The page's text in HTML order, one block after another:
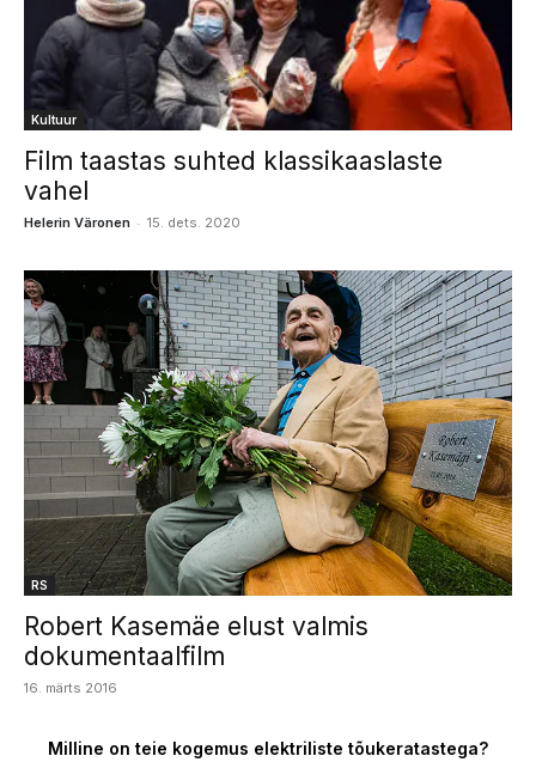
Kultuur
Film taastas suhted klassikaaslaste
vahel
Helerin Väronen - 15. dets. 2020
RS
Robert Kasemäe elust valmis
dokumentaalfilm
16. märts 2016
Milline on teie kogemus elektriliste tõukeratastega?